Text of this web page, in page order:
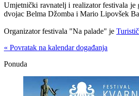
Umjetnički ravnatelj i realizator festivala je
dvojac Belma Džomba i Mario Lipovšek
Organizator festivala "Na palade" je
« Povratak na kalendar događanja
Ponuda